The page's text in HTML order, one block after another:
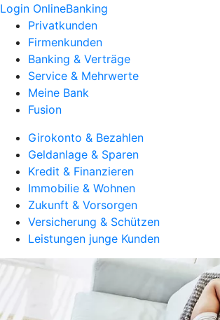
Login OnlineBanking
Privatkunden
Firmenkunden
Banking & Verträge
Service & Mehrwerte
Meine Bank
Fusion
Girokonto & Bezahlen
Geldanlage & Sparen
Kredit & Finanzieren
Immobilie & Wohnen
Zukunft & Vorsorgen
Versicherung & Schützen
Leistungen junge Kunden